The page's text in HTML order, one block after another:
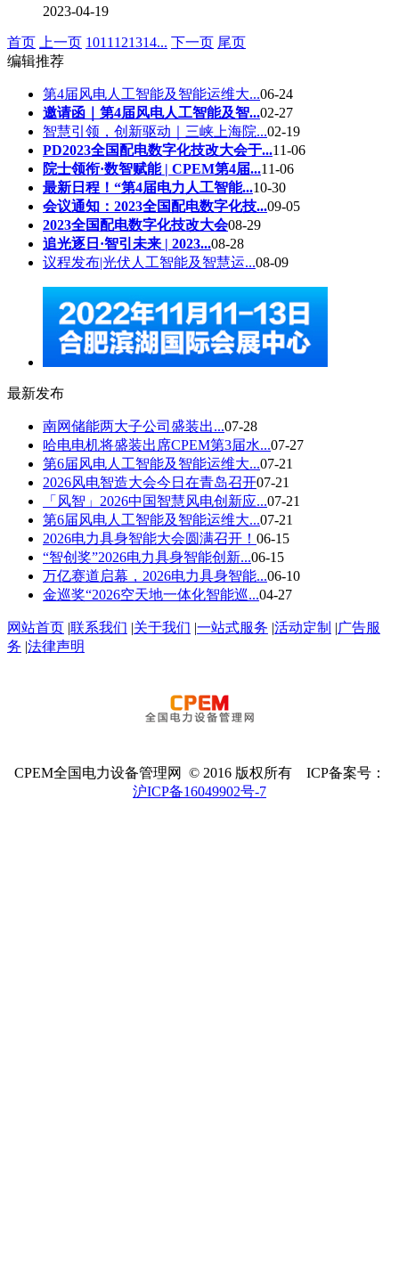
2023-04-19
首页 上一页 1011 121314... 下一页 尾页
编辑推荐
第4届风电人工智能及智能运维大...06-24
邀请函｜第4届风电人工智能及智...02-27
智慧引领，创新驱动｜三峡上海院...02-19
PD2023全国配电数字化技改大会于...11-06
院士领衔·数智赋能 | CPEM第4届...11-06
最新日程！“第4届电力人工智能...10-30
会议通知：2023全国配电数字化技...09-05
2023全国配电数字化技改大会08-29
追光逐日·智引未来 | 2023...08-28
议程发布|光伏人工智能及智慧运...08-09
最新发布
南网储能两大子公司盛装出...07-28
哈电电机将盛装出席CPEM第3届水...07-27
第6届风电人工智能及智能运维大...07-21
2026风电智造大会今日在青岛召开07-21
「风智」2026中国智慧风电创新应...07-21
第6届风电人工智能及智能运维大...07-21
2026电力具身智能大会圆满召开！ 06-15
“智创奖”2026电力具身智能创新...06-15
万亿赛道启幕，2026电力具身智能...06-10
金巡奖“2026空天地一体化智能巡...04-27
网站首页 |联系我们 |关于我们 |一站式服务 |活动定制 |广告服
务 |法律声明
CPEM全国电力设备管理网 © 2016 版权所有 ICP备案号：
沪ICP备16049902号-7